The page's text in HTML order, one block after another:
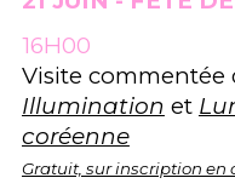
16H00
Visite commentée
Illumination et
coréenne
Gratuit, sur inscription en